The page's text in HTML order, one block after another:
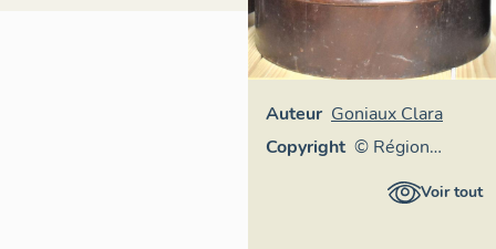
Auteur Goniaux Clara
Copyright © Région
Auvergne-Voir tout